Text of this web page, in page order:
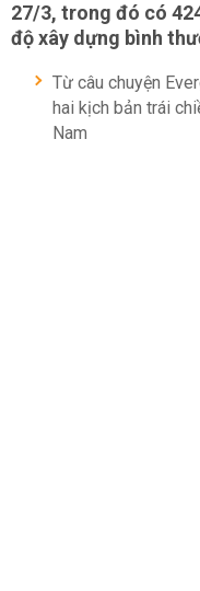
27/3, trong đó có
độ xây dựng bình
Từ câu chuyện
hai kịch bản trái
Nam